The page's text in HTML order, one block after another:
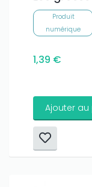
Produit
numérique
1,39 €
Ajouter au